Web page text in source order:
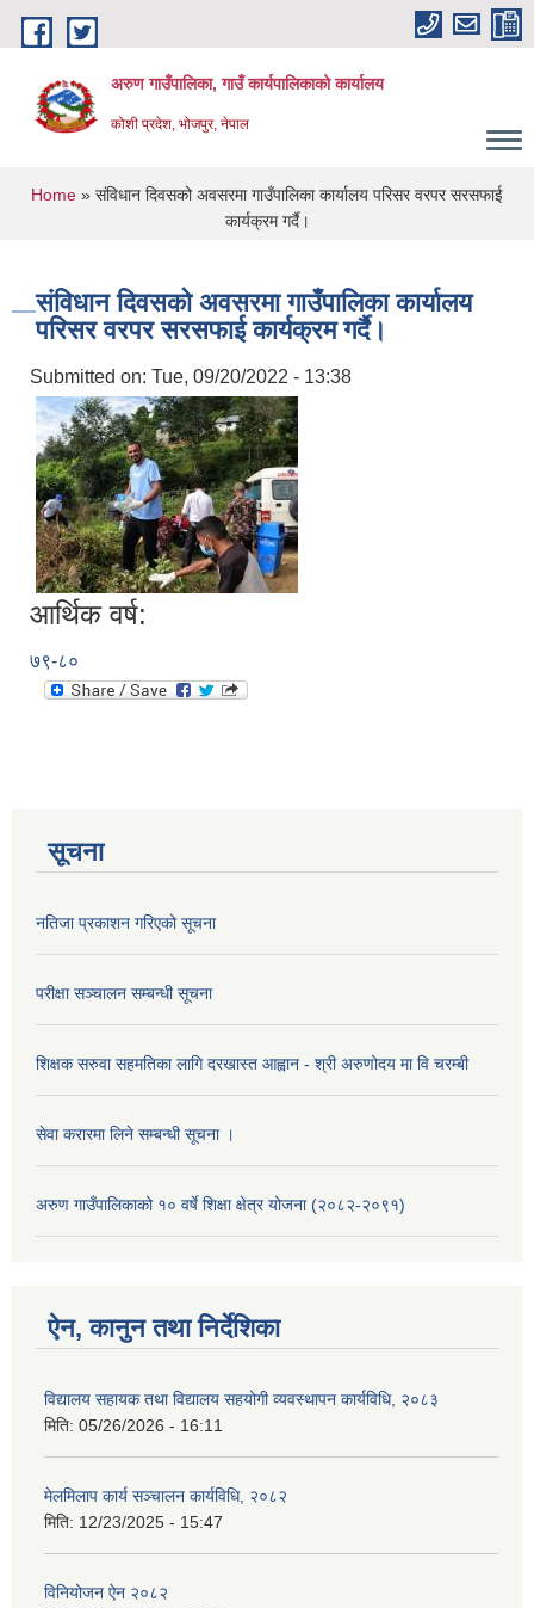
Skip to main content
अरुण गाउँपालिका, गाउँ कार्यपालिकाको कार्यालय
कोशी प्रदेश, भोजपुर, नेपाल
You are here
Home » संविधान दिवसको अवसरमा गाउँपालिका कार्यालय परिसर वरपर सरसफाई
कार्यक्रम गर्दै।
संविधान दिवसको अवसरमा गाउँपालिका कार्यालय
परिसर वरपर सरसफाई कार्यक्रम गर्दै।
Submitted on: Tue, 09/20/2022 - 13:38
आर्थिक वर्ष:
७९-८०
सूचना
नतिजा प्रकाशन गरिएको सूचना
परीक्षा सञ्चालन सम्बन्धी सूचना
शिक्षक सरुवा सहमतिका लागि दरखास्त आह्वान - श्री अरुणोदय मा वि चरम्बी
सेवा करारमा लिने सम्बन्धी सूचना ।
अरुण गाउँपालिकाको १० वर्षे शिक्षा क्षेत्र योजना (२०८२-२०९१)
ऐन, कानुन तथा निर्देशिका
विद्यालय सहायक तथा विद्यालय सहयोगी व्यवस्थापन कार्यविधि, २०८३
मिति: 05/26/2026 - 16:11
मेलमिलाप कार्य सञ्चालन कार्यविधि, २०८२
मिति: 12/23/2025 - 15:47
विनियोजन ऐन २०८२